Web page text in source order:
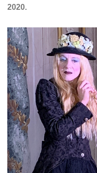
2020.